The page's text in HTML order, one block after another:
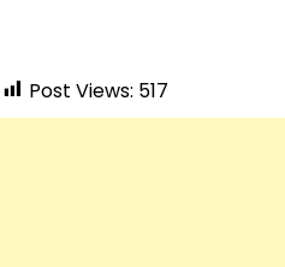
Post Views: 517